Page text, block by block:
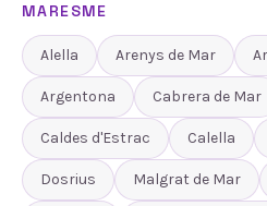
MARESME
Alella Arenys de Mar
Argentona Cabrera de Mar
Caldes d'Estrac Calella
Dosrius Malgrat de Mar